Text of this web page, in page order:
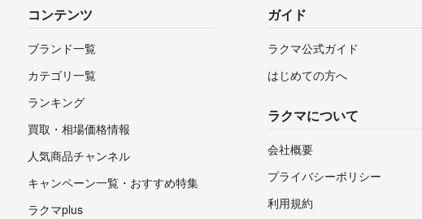
コンテンツ
ブランド一覧
カテゴリ一覧
ランキング
買取・相場価格情報
人気商品チャンネル
キャンペーン一覧・おすすめ特集
ラクマplus
ガイド
ラクマ公式ガイド
はじめての方へ
ラクマについて
会社概要
プライバシーポリシー
利用規約